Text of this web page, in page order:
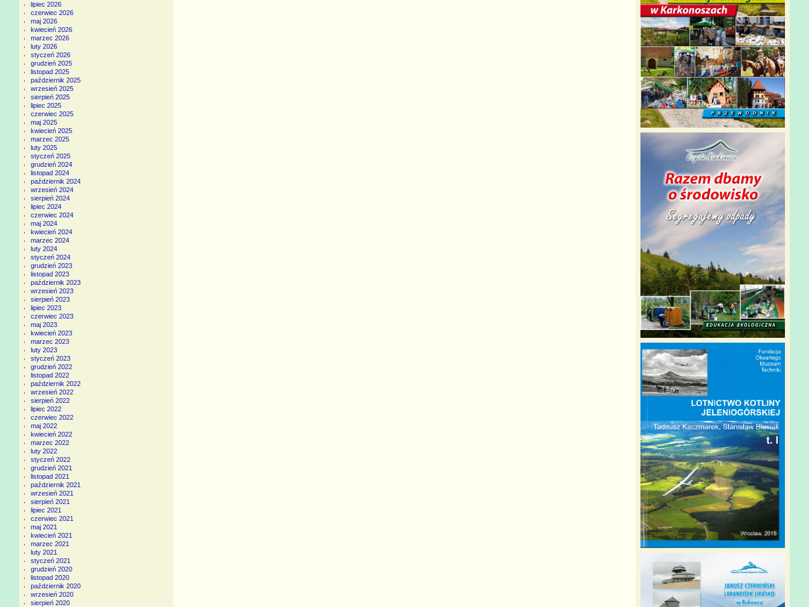
lipiec 2026
czerwiec 2026
maj 2026
kwiecień 2026
marzec 2026
luty 2026
styczeń 2026
grudzień 2025
listopad 2025
październik 2025
wrzesień 2025
sierpień 2025
lipiec 2025
czerwiec 2025
maj 2025
kwiecień 2025
marzec 2025
luty 2025
styczeń 2025
grudzień 2024
listopad 2024
październik 2024
wrzesień 2024
sierpień 2024
lipiec 2024
czerwiec 2024
maj 2024
kwiecień 2024
marzec 2024
luty 2024
styczeń 2024
grudzień 2023
listopad 2023
październik 2023
wrzesień 2023
sierpień 2023
lipiec 2023
czerwiec 2023
maj 2023
kwiecień 2023
marzec 2023
luty 2023
styczeń 2023
grudzień 2022
listopad 2022
październik 2022
wrzesień 2022
sierpień 2022
lipiec 2022
czerwiec 2022
maj 2022
kwiecień 2022
marzec 2022
luty 2022
styczeń 2022
grudzień 2021
listopad 2021
październik 2021
wrzesień 2021
sierpień 2021
lipiec 2021
czerwiec 2021
maj 2021
kwiecień 2021
marzec 2021
luty 2021
styczeń 2021
grudzień 2020
listopad 2020
październik 2020
wrzesień 2020
sierpień 2020